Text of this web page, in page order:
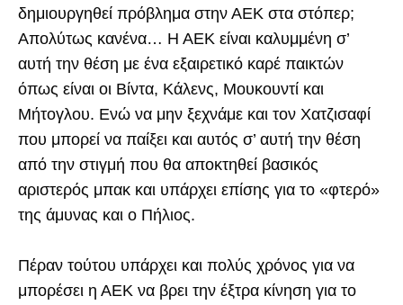
δημιουργηθεί πρόβλημα στην ΑΕΚ στα στόπερ;
Απολύτως κανένα… Η ΑΕΚ είναι καλυμμένη σ’
αυτή την θέση με ένα εξαιρετικό καρέ παικτών
όπως είναι οι Βίντα, Κάλενς, Μουκουντί και
Μήτογλου. Ενώ να μην ξεχνάμε και τον Χατζισαφί
που μπορεί να παίξει και αυτός σ’ αυτή την θέση
από την στιγμή που θα αποκτηθεί βασικός
αριστερός μπακ και υπάρχει επίσης για το «φτερό»
της άμυνας και ο Πήλιος.
Πέραν τούτου υπάρχει και πολύς χρόνος για να
μπορέσει η ΑΕΚ να βρει την έξτρα κίνηση για το